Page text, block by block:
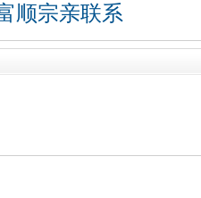
顺宗亲联系